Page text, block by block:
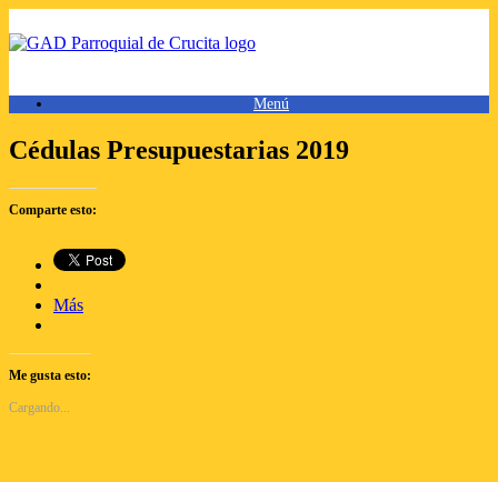
al
contenido
Menú
Cédulas Presupuestarias 2019
Comparte esto:
Más
Me gusta esto:
Cargando...